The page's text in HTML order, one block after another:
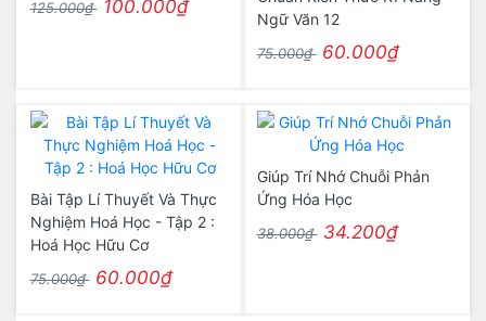
125.000₫ 100.000₫
Ngữ Văn 12
75.000₫ 60.000₫
Bài Tập Lí Thuyết Và Thực
Nghiệm Hoá Học - Tập 2 :
Hoá Học Hữu Cơ
75.000₫ 60.000₫
Giúp Trí Nhớ Chuỗi Phản
Ứng Hóa Học
38.000₫ 34.200₫